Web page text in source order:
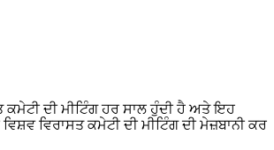
ਕਮੇਟੀ ਦੀ ਮੀਟਿੰਗ ਹਰ ਸਾਲ ਹੁੰਦੀ ਹੈ ਅਤੇ ਇਹ
ਵਿਰਾਸਤ ਕਮੇਟੀ ਦੀ ਮੀਟਿੰਗ ਦੀ ਮੇਜ਼ਬਾਨੀ ਕਰ